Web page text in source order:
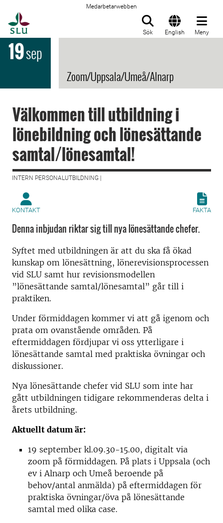
Medarbetarwebben
Sök English Meny
19sep
Zoom/Uppsala/Umeå/Alnarp
Välkommen till utbildning i
lönebildning och lönesättande
samtal/lönesamtal!
INTERN PERSONALUTBILDNING |
KONTAKT FAKTA
Denna inbjudan riktar sig till nya lönesättande chefer.
Syftet med utbildningen är att du ska få ökad
kunskap om lönesättning, lönerevisionsprocessen
vid SLU samt hur revisionsmodellen
”lönesättande samtal/lönesamtal” går till i
praktiken.
Under förmiddagen kommer vi att gå igenom och
prata om ovanstående områden. På
eftermiddagen fördjupar vi oss ytterligare i
lönesättande samtal med praktiska övningar och
diskussioner.
Nya lönesättande chefer vid SLU som inte har
gått utbildningen tidigare rekommenderas delta i
årets utbildning.
Aktuellt datum är:
19 september kl.09.30-15.00, digitalt via
zoom på förmiddagen. På plats i Uppsala (och
ev i Alnarp och Umeå beroende på
behov/antal anmälda) på eftermiddagen för
praktiska övningar/öva på lönesättande
samtal med olika case.